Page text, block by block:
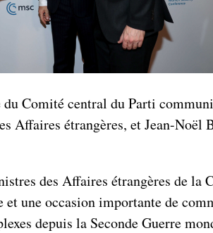
Comité central du Parti
Affaires étrangères, et Jean-Noël
des Affaires étrangères de la
une occasion importante de
depuis la Seconde Guerre